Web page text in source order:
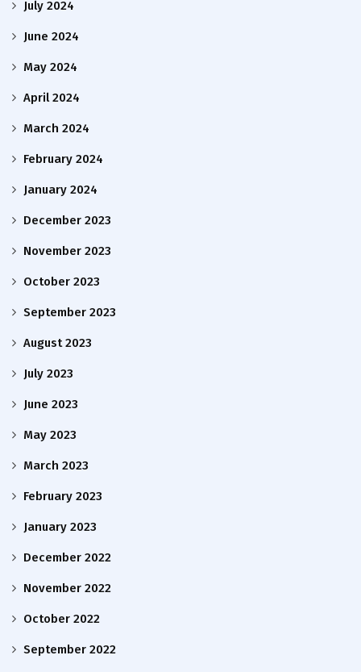
July 2024
June 2024
May 2024
April 2024
March 2024
February 2024
January 2024
December 2023
November 2023
October 2023
September 2023
August 2023
July 2023
June 2023
May 2023
March 2023
February 2023
January 2023
December 2022
November 2022
October 2022
September 2022